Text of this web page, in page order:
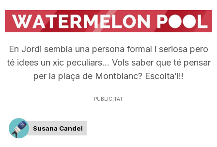
d
e
r
En Jordi sembla una persona formal i seriosa pero
té idees un xic peculiars… Vols saber que té pensar
per la plaça de Montblanc? Escolta’l!!
PUBLICITAT
Susana Candel